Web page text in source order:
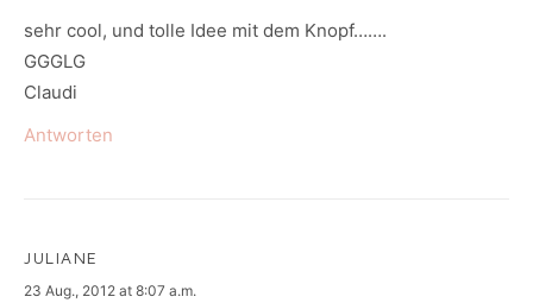
sehr cool, und tolle Idee mit dem Knopf…….
GGGLG
Claudi
Antworten
JULIANE
says:
23 Aug., 2012 at 8:07 a.m.